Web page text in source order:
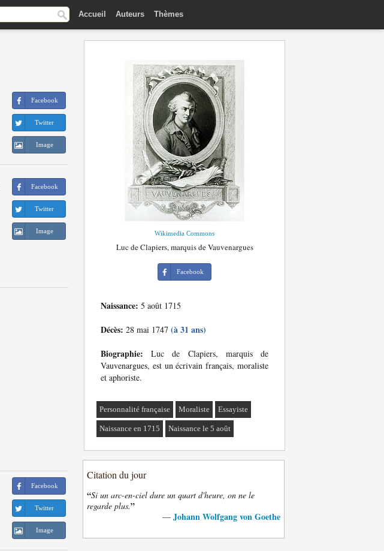
Accueil Auteurs Thèmes
Facebook
Twitter
Image
Facebook
Twitter
Image
Facebook
Twitter
Image
Wikimedia Commons
Luc de Clapiers, marquis de Vauvenargues
Facebook
Naissance: 5 août 1715
Décès: 28 mai 1747 (à 31 ans)
Biographie: Luc de Clapiers, marquis de
Vauvenargues, est un écrivain français, moraliste
et aphoriste.
Personnalité française Moraliste Essayiste
Naissance en 1715 Naissance le 5 août
Citation du jour
“Si un arc-en-ciel dure un quart d'heure, on ne le
regarde plus.”
— Johann Wolfgang von Goethe